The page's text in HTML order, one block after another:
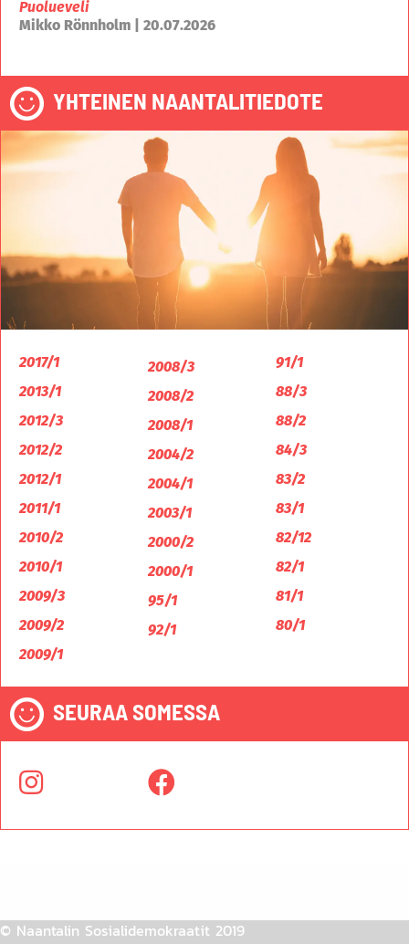
Puolueveli
Mikko Rönnholm | 20.07.2026
YHTEINEN NAANTALITIEDOTE
2017/1
2013/1
2012/3
2012/2
2012/1
2011/1
2010/2
2010/1
2009/3
2009/2
2009/1
2008/3
2008/2
2008/1
2004/2
2004/1
2003/1
2000/2
2000/1
95/1
92/1
91/1
88/3
88/2
84/3
83/2
83/1
82/12
82/1
81/1
80/1
SEURAA SOMESSA
© Naantalin Sosialidemokraatit 2019